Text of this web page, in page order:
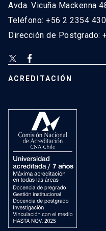
Avda. Vicuña Mackenna
Teléfono: +56 2 2354
Dirección de Postgrado:
ACREDITACIÓN